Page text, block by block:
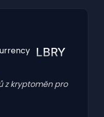
LBRY
z kryptoměn pro